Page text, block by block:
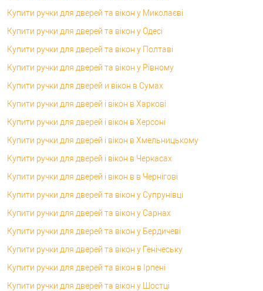
Купити ручки для дверей та вікон у Миколаєві
Купити ручки для дверей та вікон у Одесі
Купити ручки для дверей та вікон у Полтаві
Купити ручки для дверей та вікон у Рівному
Купити ручки для дверей и вікон в Сумах
Купити ручки для дверей і вікон в Харкові
Купити ручки для дверей і вікон в Херсоні
Купити ручки для дверей і вікон в Хмельницькому
Купити ручки для дверей і вікон в Черкасах
Купити ручки для дверей і вікон в в Чернігові
Купити ручки для дверей та вікон у Супрунівці
Купити ручки для дверей та вікон у Сарнах
Купити ручки для дверей та вікон у Бердичеві
Купити ручки для дверей та вікон у Генічеську
Купити ручки для дверей та вікон в Ірпені
Купити ручки для дверей та вікон у Шостці